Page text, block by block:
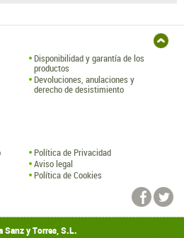
Disponibilidad y garantía de los
productos
Devoluciones, anulaciones y
derecho de desistimiento
Política de Privacidad
Aviso legal
Política de Cookies
Sanz y Torres, S.L.